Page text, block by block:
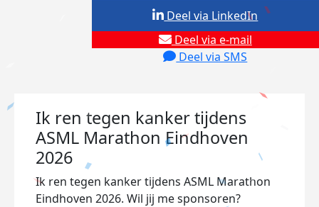
Deel via e-mail
Deel via SMS
Deel via LinkedIn
Ik ren tegen kanker tijdens
ASML Marathon Eindhoven
2026
Ik ren tegen kanker tijdens ASML Marathon
Eindhoven 2026. Wil jij me sponsoren?